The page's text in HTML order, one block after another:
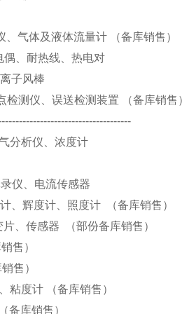
气体及液体流量计 （备库销售）
、耐热线、热电对
子风棒
测仪、误送检测装置 （备库销售
分析仪、浓度计
仪、电流传感器
辉度计、照度计 （备库销售）
、传感器 （部份备库销售）
售）
售）
度计 （备库销售）
库销售）